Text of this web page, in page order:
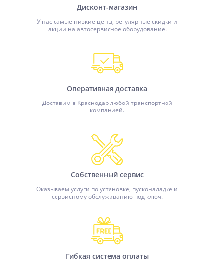
Дисконт-магазин
У нас самые низкие цены, регулярные скидки и
акции на автосервисное оборудование.
Оперативная доставка
Доставим в Краснодар любой транспортной
компанией.
Собственный сервис
Оказываем услуги по установке, пусконаладке и
сервисному обслуживанию под ключ.
Гибкая система оплаты